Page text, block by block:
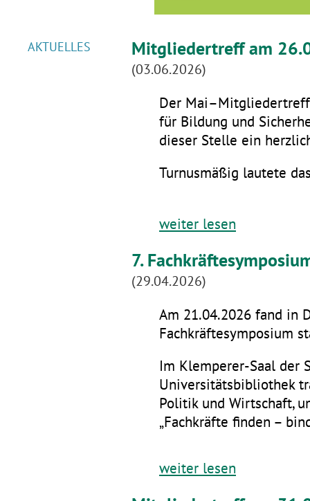
AKTUELLES Mitgliedertreff am
(03.06.2026)
Der
für Bildung und
dieser Stelle ein
Turnusmäßig lautete
weiter lesen
7.
(29.04.2026)
Am 21.04.2026 fand in
Fachkräftesymposium
Im Klemperer-Saal der
Universitätsbibliothek
Politik und Wirtschaft,
„Fachkräfte finden –
weiter lesen